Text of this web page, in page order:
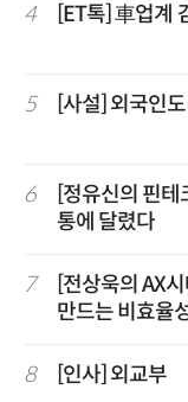
4 [ET톡] 車업계
5 [사설] 외국인
6
[정유신의 핀
통에 달렸다
7
[전상욱의 AX
만드는 비효율
8 [인사] 외교부